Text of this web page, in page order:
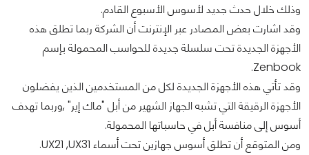
وذلك خلال حدث جديد لأسوس الأسبوع القادم.
وقد اشارت بعض المصادر عبر الإنترنت أن الشركة ربما تطلق هذه
الأجهزة الجديدة تحت سلسلة جديدة للحواسب المحمولة بإسم
Zenbook.
وقد تأتي هذه الأجهزة الجديدة لكل من المستخدمين الذين يفضلون
الأجهزة الرقيقة التي تشبه الجهاز الشهير من أبل "ماك إير" ,وربما تهدف
أسوس إلى منافسة أبل في حاسباتها المحمولة.
ومن المتوقع أن تطلق أسوس جهازين تحت أسماء UX21 ,UX31.